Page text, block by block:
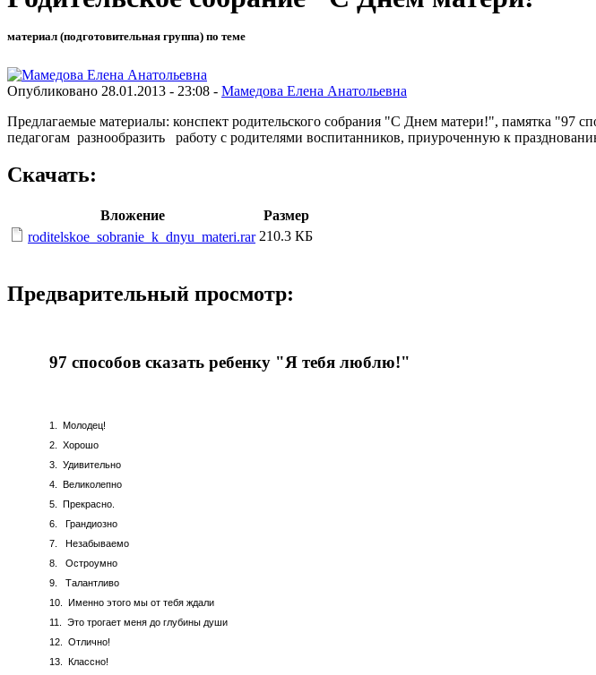
материал (подготовительная группа) по теме
Опубликовано 28.01.2013 - 23:08 - Мамедова Елена Анатольевна
Предлагаемые материалы: конспект родительского собрания "С Днем матери!", памятка "97
педагогам разнообразить работу с родителями воспитанников, приуроченную к
Скачать:
Вложение
Размер
roditelskoe_sobranie_k_dnyu_materi.rar 210.3 КБ
Предварительный просмотр:
97 способов сказать ребенку "Я тебя люблю!"
1. Молодец!
2. Хорошо
3. Удивительно
4. Великолепно
5. Прекрасно.
6. Грандиозно
7. Незабываемо
8. Остроумно
9. Талантливо
10. Именно этого мы от тебя ждали
11. Это трогает меня до глубины души
12. Отлично!
13. Классно!